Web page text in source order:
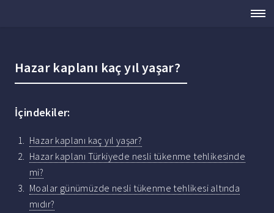
Hazar kaplanı kaç yıl yaşar?
İçindekiler:
Hazar kaplanı kaç yıl yaşar?
Hazar kaplanı Türkiyede nesli tükenme tehlikesinde
mi?
Moalar günümüzde nesli tükenme tehlikesi altında
mıdır?